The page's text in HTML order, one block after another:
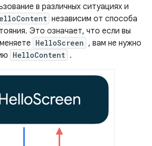
в различных ситуациях и
независим от способа
Это означает, что если вы
HelloScreen , вам не нужно
HelloContent .